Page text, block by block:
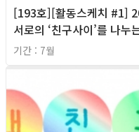
[193호][활동스케치 #1]
서로의 ‘친구사이’를 나누
기간 : 7월